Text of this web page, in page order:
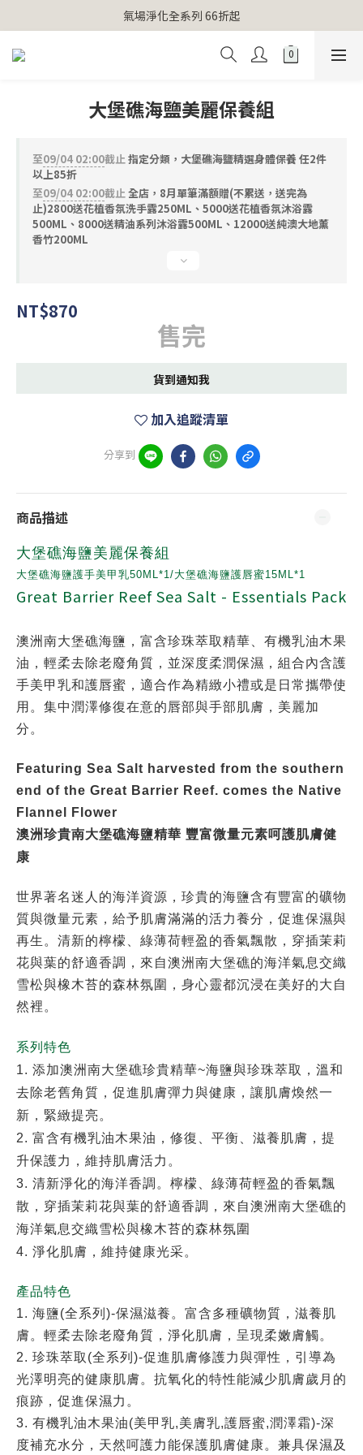
【官網獨家】首次消費 不限金額 即送 香遇熊超人行李吊牌
氣場淨化全系列 66折起
【官網獨家】首次消費 不限金額 即送 香遇熊超人行李吊牌
大堡礁海鹽美麗保養組
至09/04 02:00截止指定分類，大堡礁海鹽精選身體保養 任2件
以上85折
至09/04 02:00截止全店，8月單筆滿額贈(不累送，送完為
止)2800送花植香氛洗手露250ML、5000送花植香氛沐浴露
500ML、8000送精油系列沐浴露500ML、12000送純澳大地薰
香竹200ML
NT$870
售完
貨到通知我
加入追蹤清單
分享到
商品描述
大堡礁海鹽美麗保養組
大堡礁海鹽護手美甲乳50ML*1/大堡礁海鹽護唇蜜15ML*1
Great Barrier Reef Sea Salt - Essentials Pack
澳洲南大堡礁海鹽，富含珍珠萃取精華、有機乳油木果
油，輕柔去除老廢角質，並深度柔潤保濕，組合內含護
手美甲乳和護唇蜜，適合作為精緻小禮或是日常攜帶使
用。集中潤澤修復在意的唇部與手部肌膚，美麗加
分。
Featuring Sea Salt harvested from the southern
end of the Great Barrier Reef. comes the Native
Flannel Flower
澳洲珍貴南大堡礁海鹽精華 豐富微量元素呵護肌膚健
康
世界著名迷人的海洋資源，珍貴的海鹽含有豐富的礦物
質與微量元素，給予肌膚滿滿的活力養分，促進保濕與
再生。清新的檸檬、綠薄荷輕盈的香氣飄散，穿插茉莉
花與葉的舒適香調，來自澳洲南大堡礁的海洋氣息交織
雪松與橡木苔的森林氛圍，身心靈都沉浸在美好的大自
然裡。
系列特色
1. 添加澳洲南大堡礁珍貴精華~海鹽與珍珠萃取，溫和
去除老舊角質，促進肌膚彈力與健康，讓肌膚煥然一
新，緊緻提亮。
2. 富含有機乳油木果油，修復、平衡、滋養肌膚，提
升保護力，維持肌膚活力。
3. 清新淨化的海洋香調。檸檬、綠薄荷輕盈的香氣飄
散，穿插茉莉花與葉的舒適香調，來自澳洲南大堡礁的
海洋氣息交織雪松與橡木苔的森林氛圍
4. 淨化肌膚，維持健康光采。
產品特色
1. 海鹽(全系列)-保濕滋養。富含多種礦物質，滋養肌
膚。輕柔去除老廢角質，淨化肌膚，呈現柔嫩膚觸。
2. 珍珠萃取(全系列)-促進肌膚修護力與彈性，引導為
光澤明亮的健康肌膚。抗氧化的特性能減少肌膚歲月的
痕跡，促進保濕力。
3. 有機乳油木果油(美甲乳,美膚乳,護唇蜜,潤澤霜)-深
度補充水分，天然呵護力能保護肌膚健康。兼具保濕及